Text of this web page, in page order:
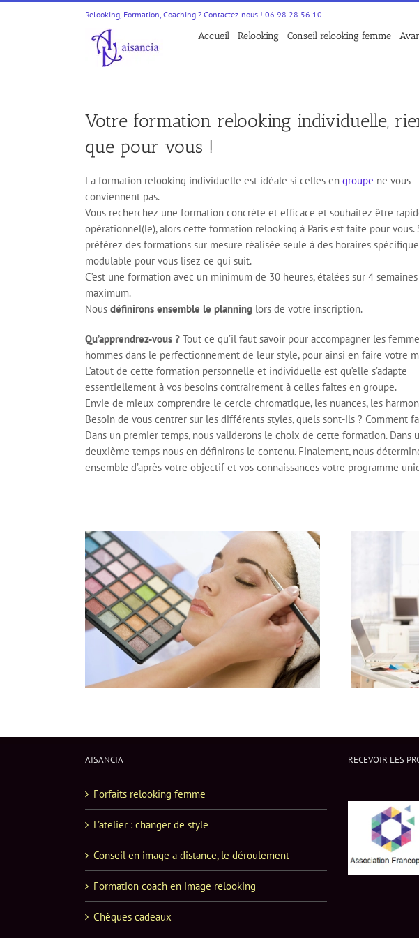
au
Relooking, Formation, Coaching ? Contactez-nous ! 06 98 28 56 10
Accueil Relooking Conseil relooking femme
Votre formation relooking individuelle,
que pour vous !
La formation relooking individuelle est idéale si celles en groupe ne vous
conviennent pas.
Vous recherchez une formation concrète et efficace et souhaitez être
opérationnel(le), alors cette formation relooking à Paris est faite pour vous.
préférez des formations sur mesure réalisée seule à des horaires
modulable pour vous lisez ce qui suit.
C’est une formation avec un minimum de 30 heures, étalées sur 4 semaines
maximum.
Nous définirons ensemble le planning lors de votre inscription.
Qu’apprendrez-vous ? Tout ce qu’il faut savoir pour accompagner les
hommes dans le perfectionnement de leur style, pour ainsi en faire votre
L’atout de cette formation personnelle et individuelle est qu’elle s’adapte
essentiellement à vos besoins contrairement à celles faites en groupe.
Envie de mieux comprendre le cercle chromatique, les nuances, les
Besoin de vous centrer sur les différents styles, quels sont-ils ? Comment
Dans un premier temps, nous validerons le choix de cette formation. Dans
deuxième temps nous en définirons le contenu. Finalement, nous
ensemble d’après votre objectif et vos connaissances votre programme
AISANCIA
Forfaits relooking femme
L’atelier : changer de style
Conseil en image a distance, le déroulement
Formation coach en image relooking
Chèques cadeaux
RECEVOIR LES